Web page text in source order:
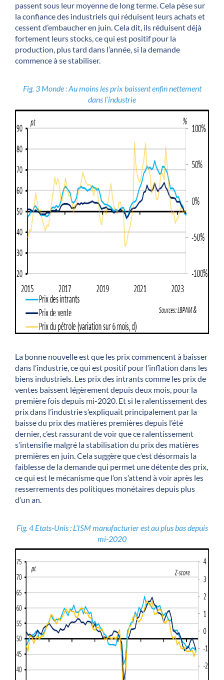
passent sous leur moyenne de long terme. Cela pèse sur
la confiance des industriels qui réduisent leurs achats et
cessent d’embaucher en juin. Cela dit, ils réduisent déjà
fortement leurs stocks, ce qui est positif pour la
production, plus tard dans l’année, si la demande
commence à se stabiliser.
Fig. 3 Monde : Au moins les prix baissent enfin nettement
dans l’industrie
La bonne nouvelle est que les prix commencent à baisser
dans l’industrie, ce qui est positif pour l’inflation dans les
biens industriels. Les prix des intrants comme les prix de
ventes baissent légèrement depuis deux mois, pour la
première fois depuis mi-2020. Et si le ralentissement des
prix dans l’industrie s’expliquait principalement par la
baisse du prix des matières premières depuis l’été
dernier, c’est rassurant de voir que ce ralentissement
s’intensifie malgré la stabilisation du prix des matières
premières en juin. Cela suggère que c’est désormais la
faiblesse de la demande qui permet une détente des prix,
ce qui est le mécanisme que l’on s’attend à voir après les
resserrements des politiques monétaires depuis plus
d’un an.
Fig. 4 Etats-Unis : L’ISM manufacturier est au plus bas depuis
mi-2020